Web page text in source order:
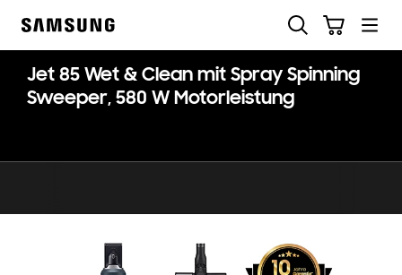
Jet 85 Wet & Clean mit Spray Spinning
Sweeper, 580 W Motorleistung